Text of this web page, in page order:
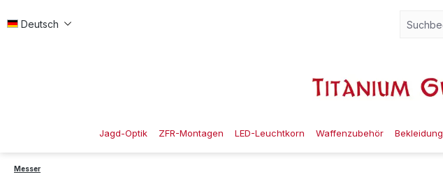
Deutsch
Jagd-Optik ZFR-Montagen LED-Leuchtkorn Waffenzubehör Bekleidung
Messer